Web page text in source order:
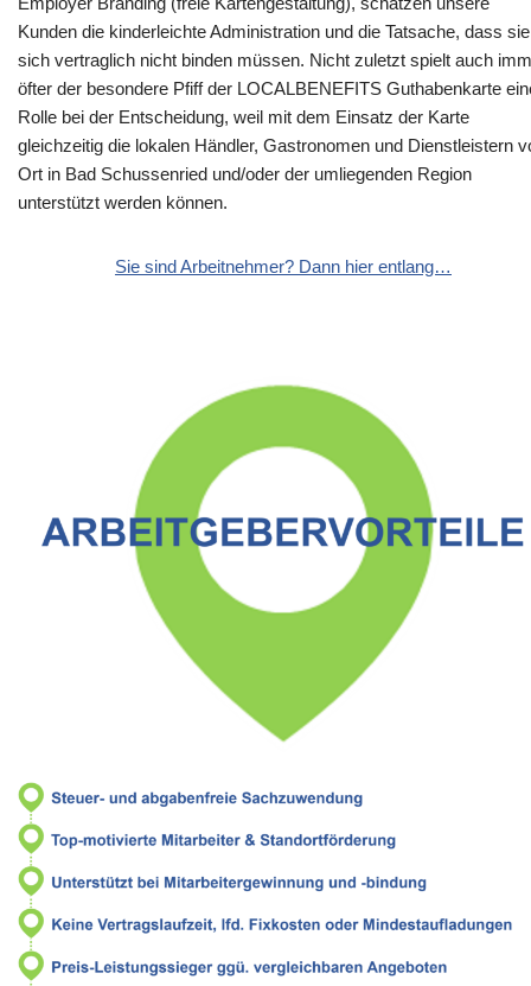
Kunden die kinderleichte Administration und die Tatsache, dass sie
sich vertraglich nicht binden müssen. Nicht zuletzt spielt auch
öfter der besondere Pfiff der LOCALBENEFITS Guthabenkarte
Rolle bei der Entscheidung, weil mit dem Einsatz der Karte
gleichzeitig die lokalen Händler, Gastronomen und Dienstleistern
Ort in Bad Schussenried und/oder der umliegenden Region
unterstützt werden können.
Sie sind Arbeitnehmer? Dann hier entlang…